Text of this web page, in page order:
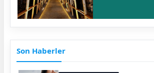
Son Haberler